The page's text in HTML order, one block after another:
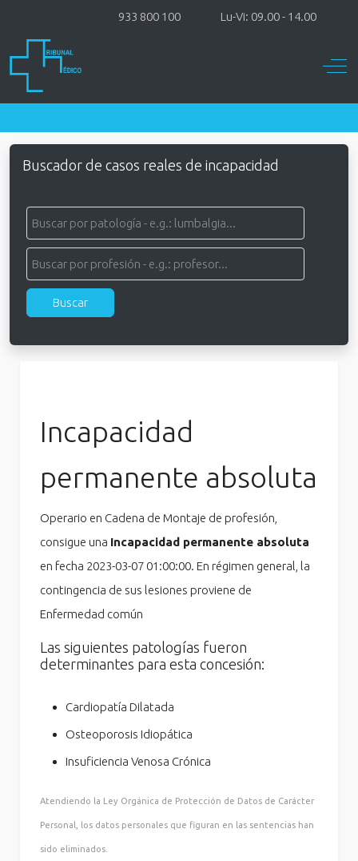
933 800 100 Lu-Vi: 09.00 - 14.00
Off-
Buscador de casos reales de incapacidad
Incapacidad
permanente absoluta
Operario en Cadena de Montaje de profesión,
consigue una Incapacidad permanente absoluta
en fecha 2023-03-07 01:00:00. En régimen general, la
contingencia de sus lesiones proviene de
Enfermedad común
Las siguientes patologías fueron
determinantes para esta concesión:
Cardiopatía Dilatada
Osteoporosis Idiopática
Insuficiencia Venosa Crónica
Atendiendo la Ley Orgánica de Protección de Datos de Carácter
Personal, los datos personales que figuran en las sentencias han
sido eliminados.